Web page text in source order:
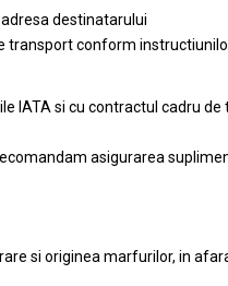
destinatarului
transport conform
si cu contractul cadru de
asigurarea
si originea marfurilor, in